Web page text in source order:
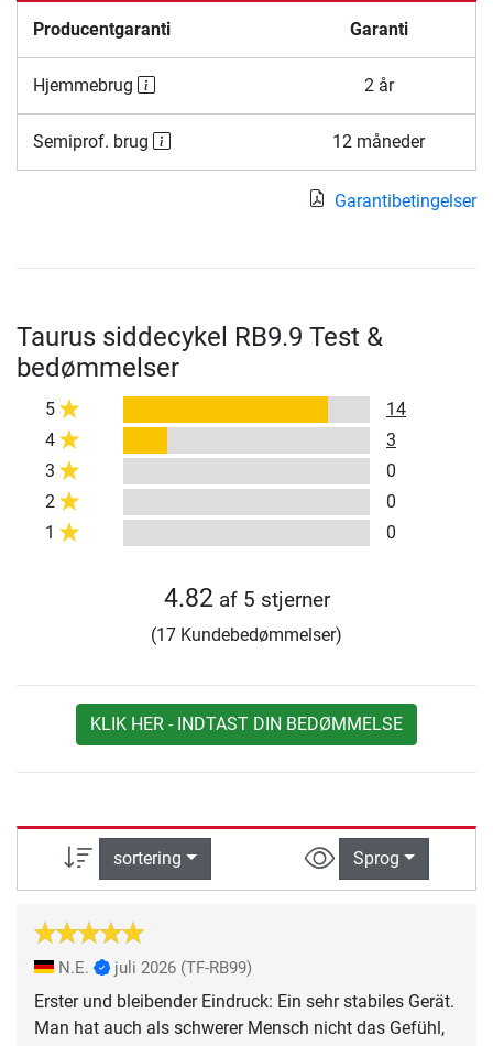
Producentgaranti Garanti
Hjemmebrug 2 år
Semiprof. brug 12 måneder
Garantibetingelser
Taurus siddecykel RB9.9 Test &
bedømmelser
5
14
4
3
3
0
2
0
1
0
4.82 af 5 stjerner
(17 Kundebedømmelser)
KLIK HER - INDTAST DIN BEDØMMELSE
sortering Sprog
N.E. juli 2026 (TF-RB99)
Erster und bleibender Eindruck: Ein sehr stabiles Gerät.
Man hat auch als schwerer Mensch nicht das Gefühl,